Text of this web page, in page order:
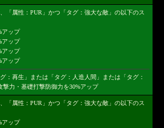
「属性：PUR」かつ「タグ：強大な敵」の以下のス
アップ
アップ
アップ
アップ
：再生」または「タグ：人造人間」または「タグ：
撃力・基礎打撃防御力を30%アップ
「属性：PUR」かつ「タグ：強大な敵」の以下のス
アップ